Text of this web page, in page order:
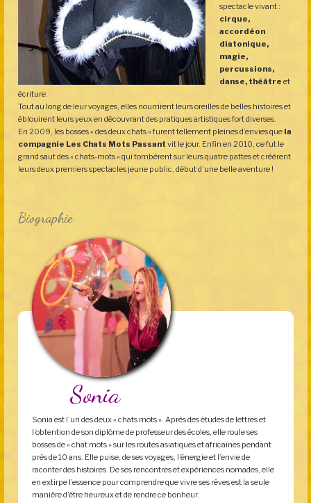
spectacle vivant :
cirque,
accordéon
diatonique,
magie,
percussions,
danse, théâtre et
écriture.
Tout au long de leur voyages, elles nourrirent leurs oreilles de belles histoires et
éblouirent leurs yeux en découvrant des pratiques artistiques fort diverses.
En 2009, les bosses « des deux chats » furent tellement pleines d’envies que la
compagnie Les Chats Mots Passant vit le jour. Enfin en 2010, ce fut le
grand saut des « chats-mots » qui tombèrent sur leurs quatre pattes et créèrent
leurs deux premiers spectacles jeune public, début d’une belle aventure !
Biographie
Sonia
Sonia est l’un des deux « chats mots ». Après des études de lettres et
l’obtention de son diplôme de professeur des écoles, elle roule ses
bosses de « chat mots » sur les routes asiatiques et africaines pendant
près de 10 ans. Elle puise, de ses voyages, l’énergie et l’envie de
raconter des histoires. De ses rencontres et expériences nomades, elle
en extirpe l’essence pour comprendre que vivre ses rêves est la seule
manière d’être heureux et de rendre ce bonheur.